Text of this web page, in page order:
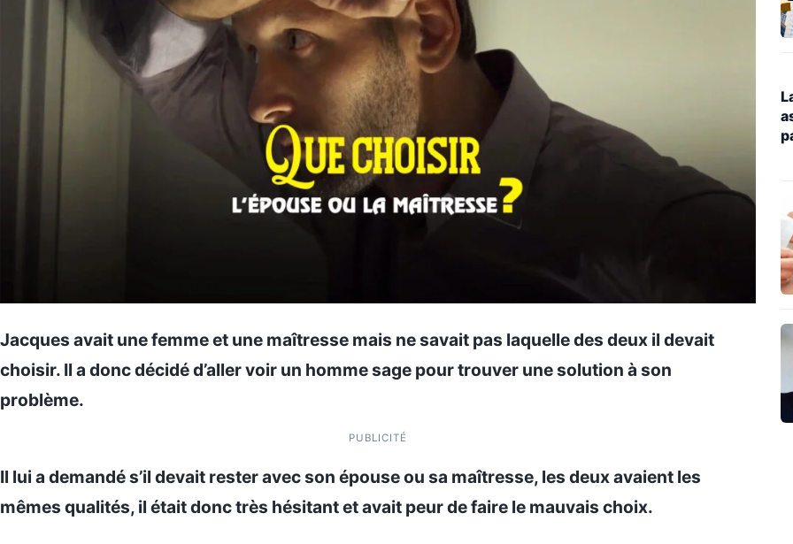
Jacques avait une femme et une maîtresse mais ne savait pas laquelle des deux il devait
choisir. Il a donc décidé d’aller voir un homme sage pour trouver une solution à son
problème.
PUBLICITÉ
Il lui a demandé s’il devait rester avec son épouse ou sa maîtresse, les deux avaient les
mêmes qualités, il était donc très hésitant et avait peur de faire le mauvais choix.